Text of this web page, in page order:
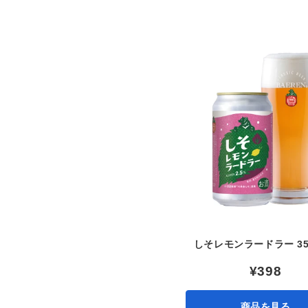
しそレモンラードラー
¥398